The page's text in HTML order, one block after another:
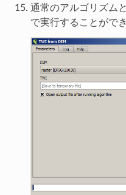
通常のアルゴリズム
で実行することがで